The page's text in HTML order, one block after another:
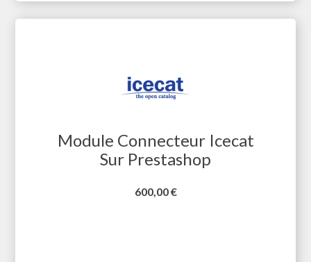
Module Connecteur Icecat
Sur Prestashop
Prix
600,00 €